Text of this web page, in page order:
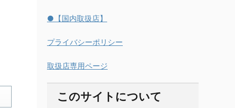
●【国内取扱店】
プライバシーポリシー
取扱店専用ページ
このサイトについて